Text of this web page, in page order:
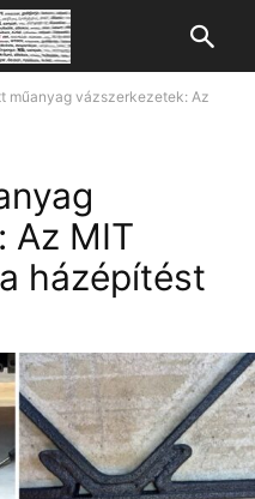
műanyag vázszerkezetek: Az
Az MIT
házépítést